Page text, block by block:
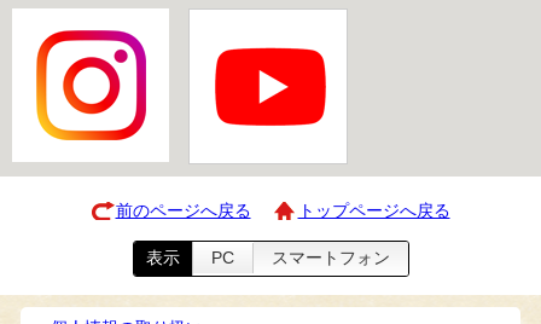
前のページへ戻る トップページへ戻る
表示 PC スマートフォン